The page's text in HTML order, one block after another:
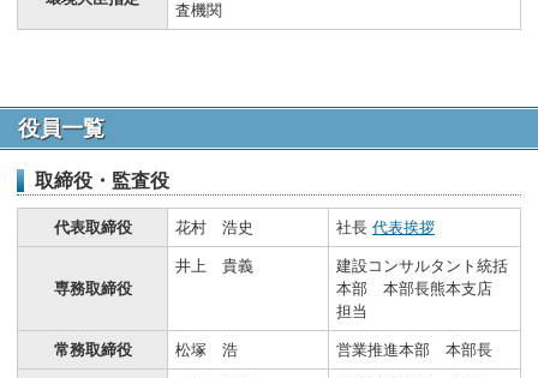
査機関
役員一覧
取締役・監査役
代表取締役 花村 浩史 社長 代表挨拶
専務取締役
井上 貴義
建設コンサルタント統括
本部 本部長熊本支店
担当
常務取締役 松塚 浩 営業推進本部 本部長